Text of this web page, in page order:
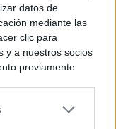
datos de
mediante las
clic para
y a nuestros socios
previamente
que algún